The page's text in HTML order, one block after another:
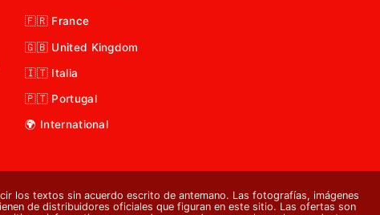
🇫🇷 France
🇬🇧 United Kingdom
🇮🇹 Italia
🇵🇹 Portugal
🌍 International
los textos sin acuerdo escrito de antemano. Las fotografías, imágenes
de distribuidores oficiales que figuran en este sitio. Las ofertas son